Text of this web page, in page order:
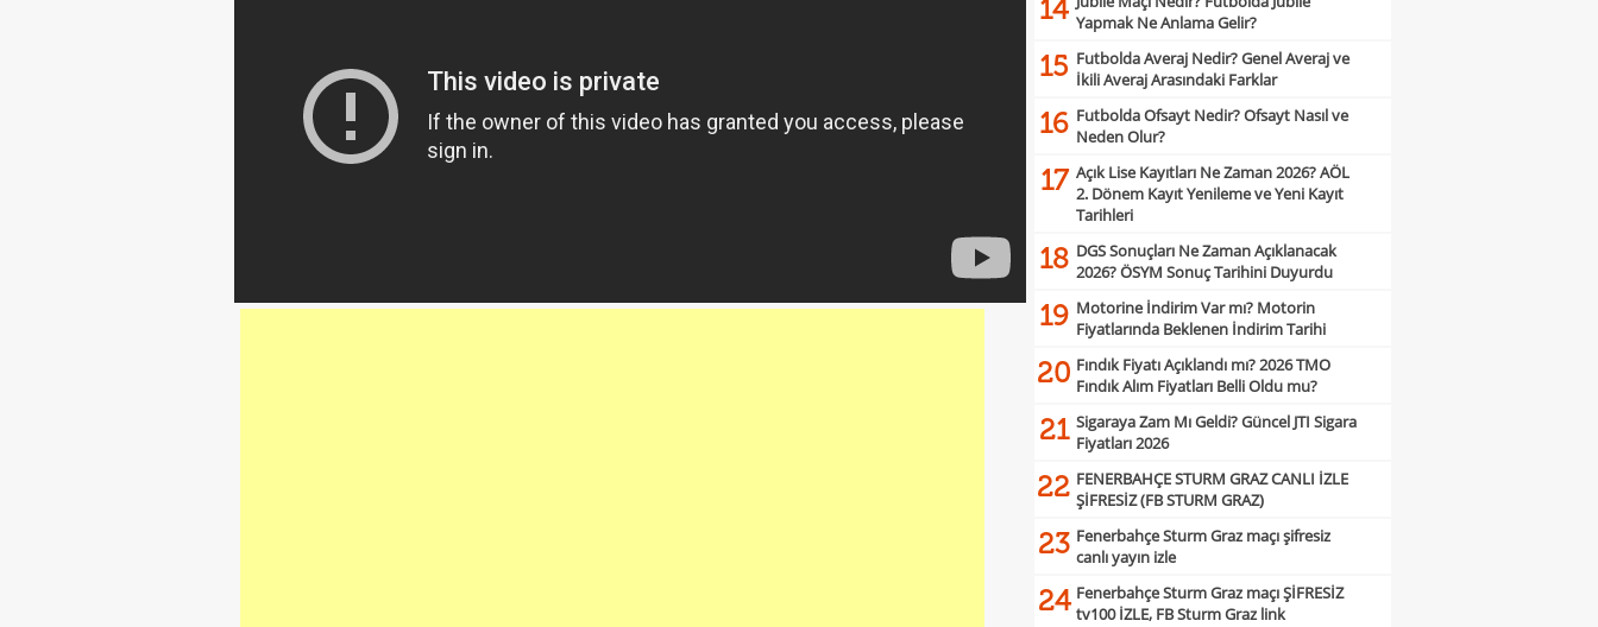
14 Yapmak Ne Anlama Gelir?
15 Futbolda Averaj Nedir? Genel Averaj ve
İkili Averaj Arasındaki Farklar
16 Futbolda Ofsayt Nedir? Ofsayt Nasıl ve
Neden Olur?
17 Açık Lise Kayıtları Ne Zaman 2026? AÖL
2. Dönem Kayıt Yenileme ve Yeni Kayıt
Tarihleri
18 DGS Sonuçları Ne Zaman Açıklanacak
2026? ÖSYM Sonuç Tarihini Duyurdu
19 Motorine İndirim Var mı? Motorin
Fiyatlarında Beklenen İndirim Tarihi
20 Fındık Fiyatı Açıklandı mı? 2026 TMO
Fındık Alım Fiyatları Belli Oldu mu?
21 Sigaraya Zam Mı Geldi? Güncel JTI Sigara
Fiyatları 2026
22 FENERBAHÇE STURM GRAZ CANLI İZLE
ŞİFRESİZ (FB STURM GRAZ)
23 Fenerbahçe Sturm Graz maçı şifresiz
canlı yayın izle
24 Fenerbahçe Sturm Graz maçı ŞİFRESİZ
tv100 İZLE, FB Sturm Graz link